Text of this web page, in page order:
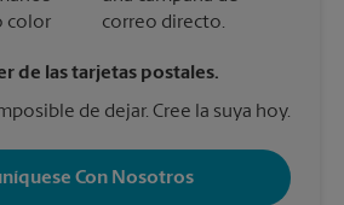
color
correo directo.
de las tarjetas postales.
de dejar. Cree la suya hoy.
Con Nosotros